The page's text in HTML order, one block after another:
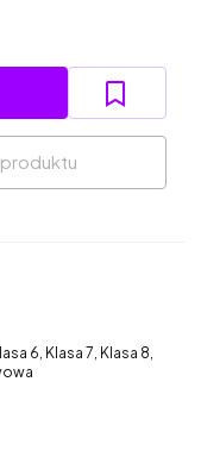
6, Klasa 7, Klasa 8,